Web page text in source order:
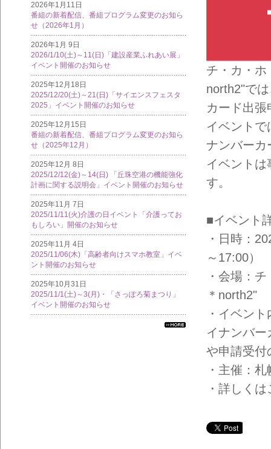
2026年1月11日
番組の新着配信、番組プログラム変更のお知ら
せ（2026年1月）
2026年1月 9日
2026/1/10(土)～11(日)「建設産業ふれあい展」
イベント開催のお知らせ
2025年12月18日
2025/12/20(土)～21(日)「サイエンスフェスタ
2025」イベント開催のお知らせ
2025年12月15日
番組の新着配信、番組プログラム変更のお知ら
せ（2025年12月）
2025年12月 8日
2025/12/12(金)～14(日) 「丘珠空港の機能強化
計画に関する説明会」イベント開催のお知らせ
2025年11月 7日
2025/11/11(火)介護の日イベント「介護ってお
もしろい」開催のお知らせ
2025年11月 4日
2025/11/06(木)「高齢者向けスマホ教室」イベ
ント開催のお知らせ
2025年10月31日
2025/11/1(土)～3(月)・「さっぽろ菊まつり」
イベント開催のお知らせ
チ・カ・ホ
north2"で
カード出
イベント
ナンバーカ
イベント
す。
■イベント
・日時：
～17:00）
・会場：
＊north2"
・イベン
イナンバ
や申請受付
・主催：
・詳しく